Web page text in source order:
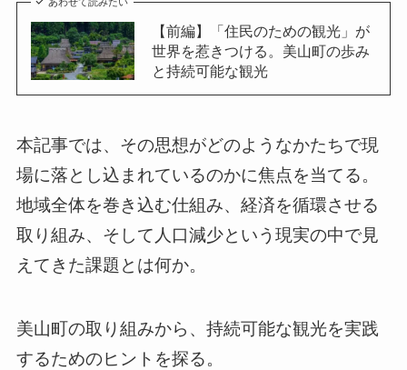
【前編】「住民のための観光」が
世界を惹きつける。美山町の歩み
と持続可能な観光
本記事では、その思想がどのようなかたちで現
場に落とし込まれているのかに焦点を当てる。
地域全体を巻き込む仕組み、経済を循環させる
取り組み、そして人口減少という現実の中で見
えてきた課題とは何か。
美山町の取り組みから、持続可能な観光を実践
するためのヒントを探る。